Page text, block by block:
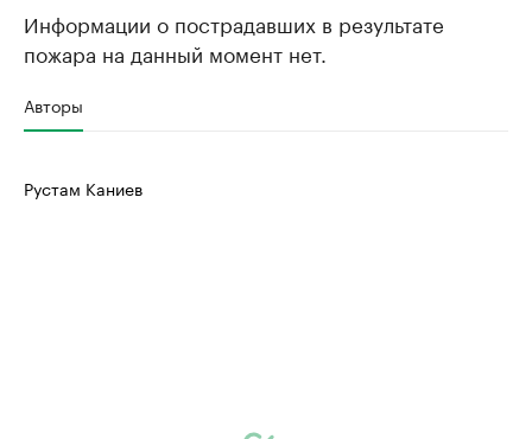
Информации о пострадавших в результате
пожара на данный момент нет.
Авторы
Рустам Каниев